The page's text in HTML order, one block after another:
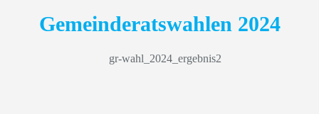
Gemeinderatswahlen 2024